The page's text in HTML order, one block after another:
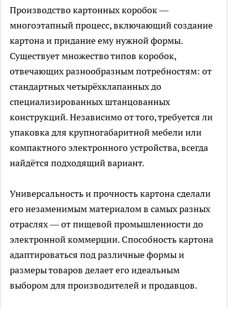
Производство картонных коробок —
многоэтапный процесс, включающий создание
картона и придание ему нужной формы.
Существует множество типов коробок,
отвечающих разнообразным потребностям: от
стандартных четырёхклапанных до
специализированных штанцованных
конструкций. Независимо от того, требуется ли
упаковка для крупногабаритной мебели или
компактного электронного устройства, всегда
найдётся подходящий вариант.
Универсальность и прочность картона сделали
его незаменимым материалом в самых разных
отраслях — от пищевой промышленности до
электронной коммерции. Способность картона
адаптироваться под различные формы и
размеры товаров делает его идеальным
выбором для производителей и продавцов.